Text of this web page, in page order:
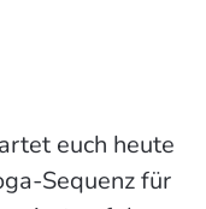
euch heute
Sequenz für